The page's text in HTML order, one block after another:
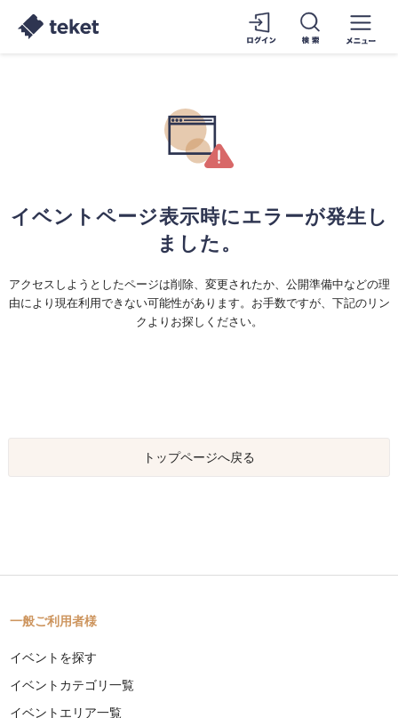
イベントページ表示時にエラーが発生し
ました。
アクセスしようとしたページは削除、変更されたか、公開準備中などの理
由により現在利用できない可能性があります。お手数ですが、下記のリン
クよりお探しください。
トップページへ戻る
一般ご利用者様
イベントを探す
イベントカテゴリ一覧
イベントエリア一覧